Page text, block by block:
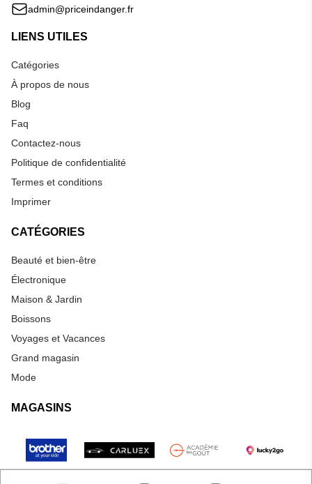
admin@priceindanger.fr
LIENS UTILES
Catégories
À propos de nous
Blog
Faq
Contactez-nous
Politique de confidentialité
Termes et conditions
Imprimer
CATÉGORIES
Beauté et bien-être
Électronique
Maison & Jardin
Boissons
Voyages et Vacances
Grand magasin
Mode
MAGASINS